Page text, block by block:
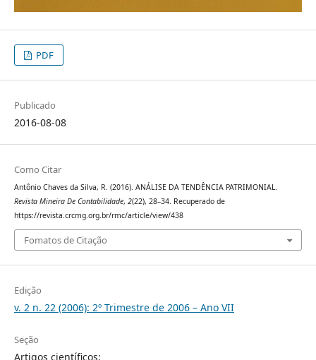
PDF
Publicado
2016-08-08
Como Citar
Antônio Chaves da Silva, R. (2016). ANÁLISE DA TENDÊNCIA PATRIMONIAL.
Revista Mineira De Contabilidade, 2(22), 28–34. Recuperado de
https://revista.crcmg.org.br/rmc/article/view/438
Fomatos de Citação
Edição
v. 2 n. 22 (2006): 2º Trimestre de 2006 – Ano VII
Seção
Artigos científicos: